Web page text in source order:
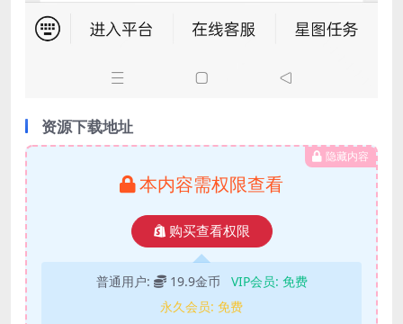
资源下载地址
隐藏内容
本内容需权限查看
购买查看权限
普通用户: 19.9金币 VIP会员: 免费
永久会员: 免费